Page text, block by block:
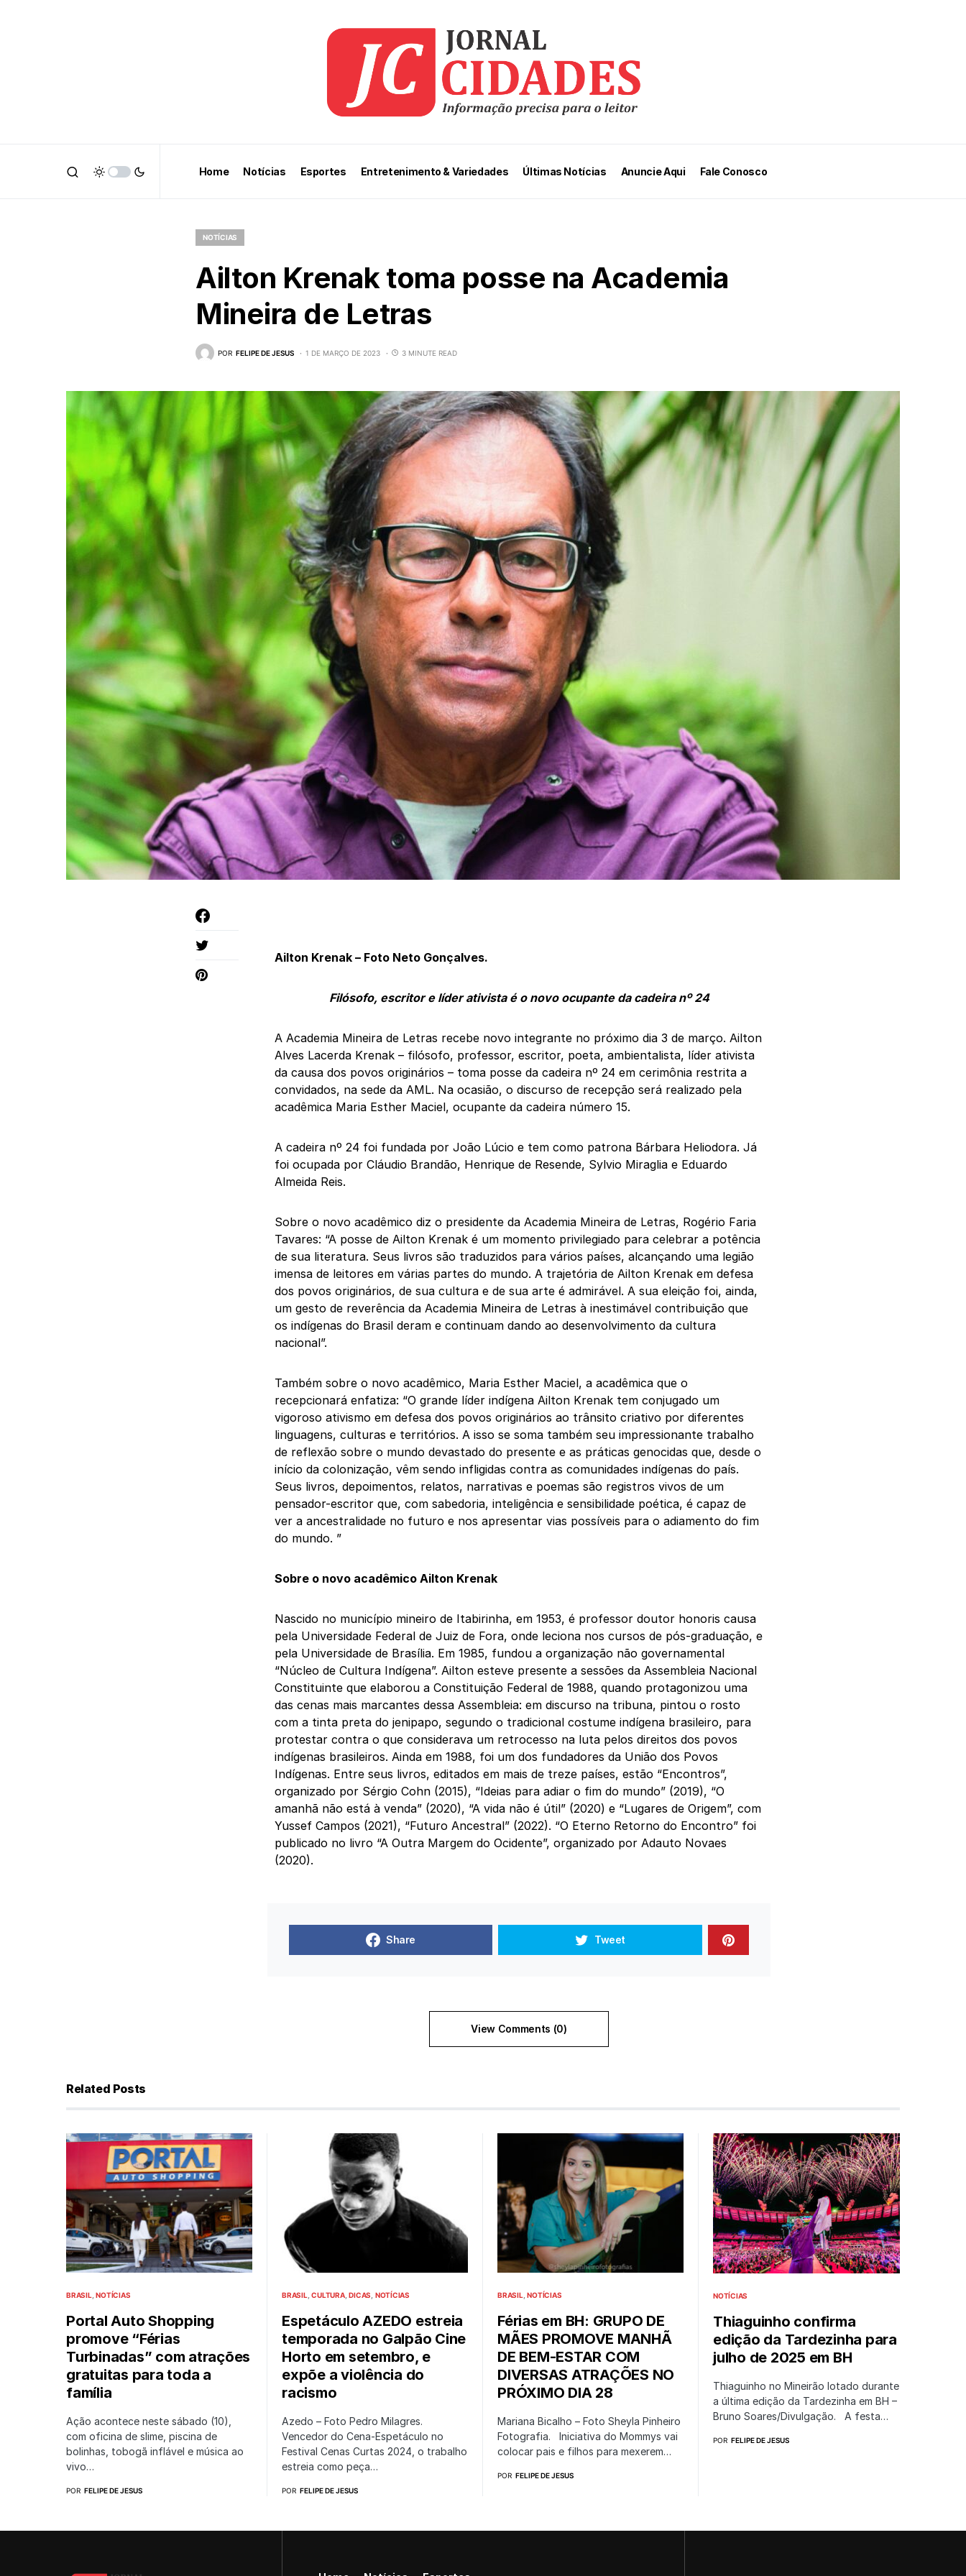
Home Notícias Esportes Entretenimento & Variedades Últimas Notícias Anuncie Aqui Fale Conosco
NOTÍCIAS
Ailton Krenak toma posse na Academia
Mineira de Letras
POR FELIPE DE JESUS 1 DE MARÇO DE 2023 3 MINUTE READ
Ailton Krenak – Foto Neto Gonçalves.
Filósofo, escritor e líder ativista é o novo ocupante da cadeira nº 24
A Academia Mineira de Letras recebe novo integrante no próximo dia 3 de março. Ailton
Alves Lacerda Krenak – filósofo, professor, escritor, poeta, ambientalista, líder ativista
da causa dos povos originários – toma posse da cadeira nº 24 em cerimônia restrita a
convidados, na sede da AML. Na ocasião, o discurso de recepção será realizado pela
acadêmica Maria Esther Maciel, ocupante da cadeira número 15.
A cadeira nº 24 foi fundada por João Lúcio e tem como patrona Bárbara Heliodora. Já
foi ocupada por Cláudio Brandão, Henrique de Resende, Sylvio Miraglia e Eduardo
Almeida Reis.
Sobre o novo acadêmico diz o presidente da Academia Mineira de Letras, Rogério Faria
Tavares: “A posse de Ailton Krenak é um momento privilegiado para celebrar a potência
de sua literatura. Seus livros são traduzidos para vários países, alcançando uma legião
imensa de leitores em várias partes do mundo. A trajetória de Ailton Krenak em defesa
dos povos originários, de sua cultura e de sua arte é admirável. A sua eleição foi, ainda,
um gesto de reverência da Academia Mineira de Letras à inestimável contribuição que
os indígenas do Brasil deram e continuam dando ao desenvolvimento da cultura
nacional”.
Também sobre o novo acadêmico, Maria Esther Maciel, a acadêmica que o
recepcionará enfatiza: “O grande líder indígena Ailton Krenak tem conjugado um
vigoroso ativismo em defesa dos povos originários ao trânsito criativo por diferentes
linguagens, culturas e territórios. A isso se soma também seu impressionante trabalho
de reflexão sobre o mundo devastado do presente e as práticas genocidas que, desde o
início da colonização, vêm sendo infligidas contra as comunidades indígenas do país.
Seus livros, depoimentos, relatos, narrativas e poemas são registros vivos de um
pensador-escritor que, com sabedoria, inteligência e sensibilidade poética, é capaz de
ver a ancestralidade no futuro e nos apresentar vias possíveis para o adiamento do fim
do mundo. ”
Sobre o novo acadêmico Ailton Krenak
Nascido no município mineiro de Itabirinha, em 1953, é professor doutor honoris causa
pela Universidade Federal de Juiz de Fora, onde leciona nos cursos de pós-graduação, e
pela Universidade de Brasília. Em 1985, fundou a organização não governamental
“Núcleo de Cultura Indígena”. Ailton esteve presente a sessões da Assembleia Nacional
Constituinte que elaborou a Constituição Federal de 1988, quando protagonizou uma
das cenas mais marcantes dessa Assembleia: em discurso na tribuna, pintou o rosto
com a tinta preta do jenipapo, segundo o tradicional costume indígena brasileiro, para
protestar contra o que considerava um retrocesso na luta pelos direitos dos povos
indígenas brasileiros. Ainda em 1988, foi um dos fundadores da União dos Povos
Indígenas. Entre seus livros, editados em mais de treze países, estão “Encontros”,
organizado por Sérgio Cohn (2015), “Ideias para adiar o fim do mundo” (2019), “O
amanhã não está à venda” (2020), “A vida não é útil” (2020) e “Lugares de Origem”, com
Yussef Campos (2021), “Futuro Ancestral” (2022). “O Eterno Retorno do Encontro” foi
publicado no livro “A Outra Margem do Ocidente”, organizado por Adauto Novaes
(2020).
Share Tweet
View Comments (0)
Related Posts
BRASIL NOTÍCIAS
Portal Auto Shopping
promove “Férias
Turbinadas” com atrações
gratuitas para toda a
família
Ação acontece neste sábado (10),
com oficina de slime, piscina de
bolinhas, tobogã inflável e música ao
vivo…
POR FELIPE DE JESUS
BRASIL CULTURA DICAS NOTÍCIAS
Espetáculo AZEDO estreia
temporada no Galpão Cine
Horto em setembro, e
expõe a violência do
racismo
Azedo – Foto Pedro Milagres.
Vencedor do Cena-Espetáculo no
Festival Cenas Curtas 2024, o trabalho
estreia como peça…
POR FELIPE DE JESUS
BRASIL NOTÍCIAS
Férias em BH: GRUPO DE
MÃES PROMOVE MANHÃ
DE BEM-ESTAR COM
DIVERSAS ATRAÇÕES NO
PRÓXIMO DIA 28
Mariana Bicalho – Foto Sheyla Pinheiro
Fotografia. Iniciativa do Mommys vai
colocar pais e filhos para mexerem…
POR FELIPE DE JESUS
NOTÍCIAS
Thiaguinho confirma
edição da Tardezinha para
julho de 2025 em BH
Thiaguinho no Mineirão lotado durante
a última edição da Tardezinha em BH –
Bruno Soares/Divulgação. A festa…
POR FELIPE DE JESUS